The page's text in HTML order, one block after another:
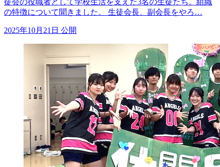
徒会の役職者として学校生活を支えた3名の生徒たち。組織
の特徴について聞きました。 生徒会長、副会長をやろ…
2025年10月21日 公開